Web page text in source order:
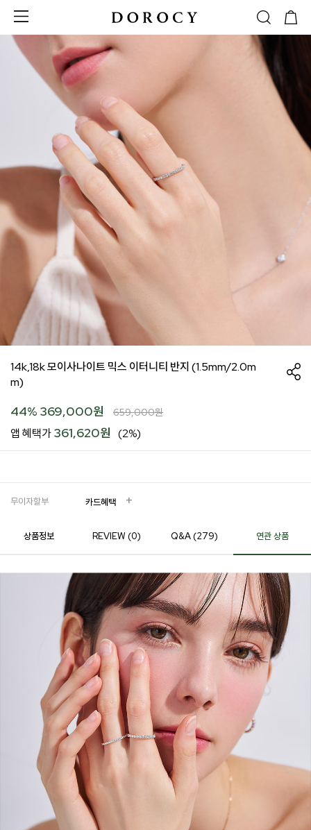
14k,18k 모이사나이트 믹스 이터니티 반지 (1.5mm/2.0m
m)
44% 369,000원 659,000원
앱 혜택가361,620원 (2%)
무이자할부 카드혜택
상품정보 REVIEW (0) Q&A (279) 연관 상품